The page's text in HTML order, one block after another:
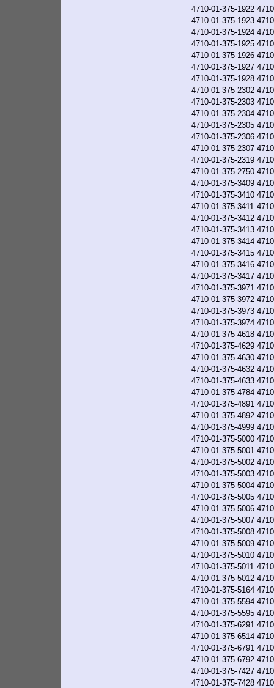
4710-01-375-1922
4710-01-375-1923
4710-01-375-1924
4710-01-375-1925
4710-01-375-1926
4710-01-375-1927
4710-01-375-1928
4710-01-375-2302
4710-01-375-2303
4710-01-375-2304
4710-01-375-2305
4710-01-375-2306
4710-01-375-2307
4710-01-375-2319
4710-01-375-2750
4710-01-375-3409
4710-01-375-3410
4710-01-375-3411
4710-01-375-3412
4710-01-375-3413
4710-01-375-3414
4710-01-375-3415
4710-01-375-3416
4710-01-375-3417
4710-01-375-3971
4710-01-375-3972
4710-01-375-3973
4710-01-375-3974
4710-01-375-4618
4710-01-375-4629
4710-01-375-4630
4710-01-375-4632
4710-01-375-4633
4710-01-375-4784
4710-01-375-4891
4710-01-375-4892
4710-01-375-4999
4710-01-375-5000
4710-01-375-5001
4710-01-375-5002
4710-01-375-5003
4710-01-375-5004
4710-01-375-5005
4710-01-375-5006
4710-01-375-5007
4710-01-375-5008
4710-01-375-5009
4710-01-375-5010
4710-01-375-5011
4710-01-375-5012
4710-01-375-5164
4710-01-375-5594
4710-01-375-5595
4710-01-375-6291
4710-01-375-6514
4710-01-375-6791
4710-01-375-6792
4710-01-375-7427
4710-01-375-7428